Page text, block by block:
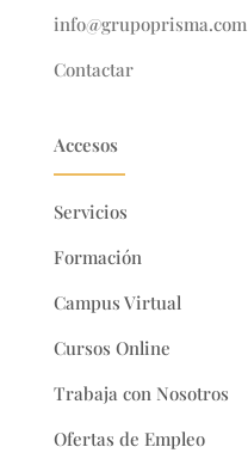
info@grupoprisma.com
Contactar
Accesos
Servicios
Formación
Campus Virtual
Cursos Online
Trabaja con Nosotros
Ofertas de Empleo